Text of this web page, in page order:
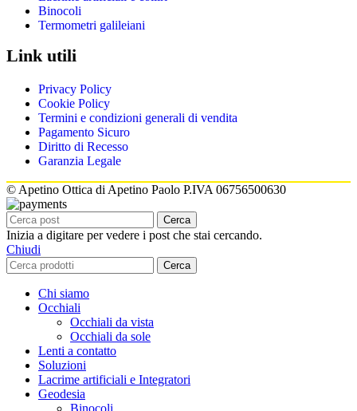
Binocoli
Termometri galileiani
Link utili
Privacy Policy
Cookie Policy
Termini e condizioni generali di vendita
Pagamento Sicuro
Diritto di Recesso
Garanzia Legale
© Apetino Ottica di Apetino Paolo P.IVA 06756500630
Cerca
Inizia a digitare per vedere i post che stai cercando.
Chiudi
Cerca
Chi siamo
Occhiali
Occhiali da vista
Occhiali da sole
Lenti a contatto
Soluzioni
Lacrime artificiali e Integratori
Geodesia
Binocoli